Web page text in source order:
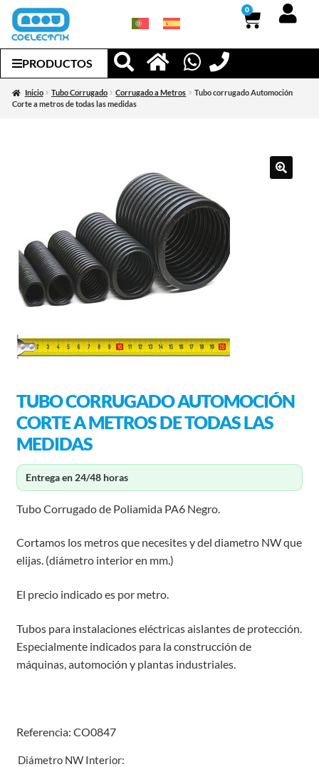
0
PRODUCTOS
Inicio Tubo Corrugado Corrugado a Metros
Tubo corrugado Automoción
Corte a metros de todas las medidas
TUBO CORRUGADO AUTOMOCIÓN
CORTE A METROS DE TODAS LAS
MEDIDAS
Entrega en 24/48 horas
Tubo Corrugado de Poliamida PA6 Negro.
Cortamos los metros que necesites y del diametro NW que
elijas. (diámetro interior en mm.)
El precio indicado es por metro.
Tubos para instalaciones eléctricas aislantes de protección.
Especialmente indicados para la construcción de
máquinas, automoción y plantas industriales.
Referencia: CO0847
Diámetro NW Interior: